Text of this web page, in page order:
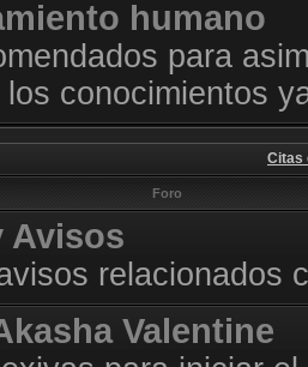
humano
para
conocimientos
Citas
Foro
Avisos
relacionados
Valentine